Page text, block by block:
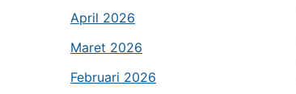
April 2026
Maret 2026
Februari 2026